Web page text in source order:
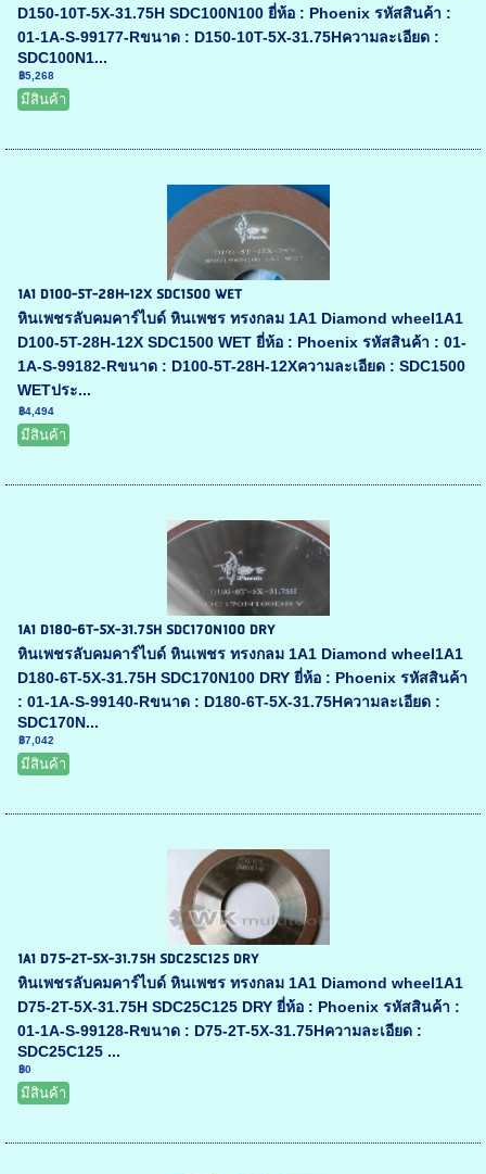
D150-10T-5X-31.75H SDC100N100 ยี่ห้อ : Phoenix รหัสสินค้า :
01-1A-S-99177-Rขนาด : D150-10T-5X-31.75Hความละเอียด :
SDC100N1...
฿5,268
มีสินค้า
1A1 D100-5T-28H-12X SDC1500 WET
หินเพชรลับคมคาร์ไบด์ หินเพชร ทรงกลม 1A1 Diamond wheel1A1
D100-5T-28H-12X SDC1500 WET ยี่ห้อ : Phoenix รหัสสินค้า : 01-
1A-S-99182-Rขนาด : D100-5T-28H-12Xความละเอียด : SDC1500
WETประ...
฿4,494
มีสินค้า
1A1 D180-6T-5X-31.75H SDC170N100 DRY
หินเพชรลับคมคาร์ไบด์ หินเพชร ทรงกลม 1A1 Diamond wheel1A1
D180-6T-5X-31.75H SDC170N100 DRY ยี่ห้อ : Phoenix รหัสสินค้า
: 01-1A-S-99140-Rขนาด : D180-6T-5X-31.75Hความละเอียด :
SDC170N...
฿7,042
มีสินค้า
1A1 D75-2T-5X-31.75H SDC25C125 DRY
หินเพชรลับคมคาร์ไบด์ หินเพชร ทรงกลม 1A1 Diamond wheel1A1
D75-2T-5X-31.75H SDC25C125 DRY ยี่ห้อ : Phoenix รหัสสินค้า :
01-1A-S-99128-Rขนาด : D75-2T-5X-31.75Hความละเอียด :
SDC25C125 ...
฿0
มีสินค้า